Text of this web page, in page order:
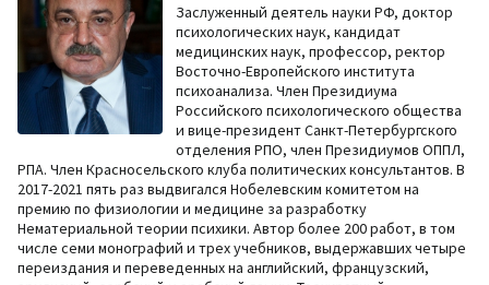
Заслуженный деятель науки РФ, доктор
психологических наук, кандидат
медицинских наук, профессор, ректор
Восточно-Европейского института
психоанализа. Член Президиума
Российского психологического общества
и вице-президент Санкт-Петербургского
отделения РПО, член Президиумов ОППЛ,
РПА. Член Красносельского клуба политических консультантов. В
2017-2021 пять раз выдвигался Нобелевским комитетом на
премию по физиологии и медицине за разработку
Нематериальной теории психики. Автор более 200 работ, в том
числе семи монографий и трех учебников, выдержавших четыре
переиздания и переведенных на английский, французский,